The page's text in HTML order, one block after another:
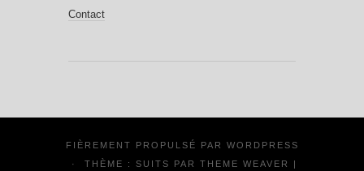
Contact
FIÈREMENT PROPULSÉ PAR WORDPRESS
·
THÈME : SUITS PAR THEME WEAVER |